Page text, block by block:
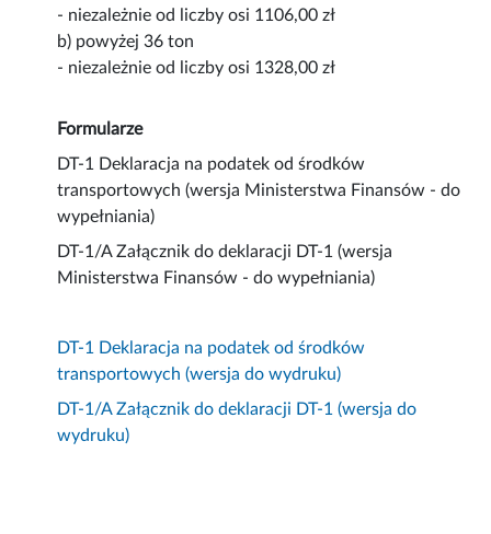
- niezależnie od liczby osi 1106,00 zł
b) powyżej 36 ton
- niezależnie od liczby osi 1328,00 zł
Formularze
DT-1 Deklaracja na podatek od środków
transportowych (wersja Ministerstwa Finansów - do
wypełniania)
DT-1/A Załącznik do deklaracji DT-1 (wersja
Ministerstwa Finansów - do wypełniania)
DT-1 Deklaracja na podatek od środków
transportowych (wersja do wydruku)
DT-1/A Załącznik do deklaracji DT-1 (wersja do
wydruku)